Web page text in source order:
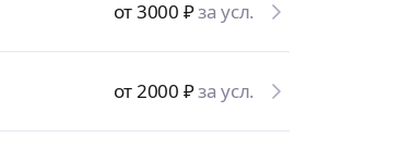
от 3000 ₽за усл.
от 2000 ₽за усл.